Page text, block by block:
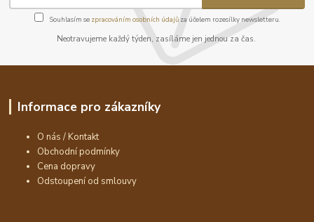
Souhlasím se zpracováním osobních údajůza účelem rozesílky newsletteru.
Neotravujeme každý týden, zasíláme jen jednou za čas.
Informace pro zákazníky
O nás / Kontakt
Obchodní podmínky
Cena dopravy
Odstoupení od smlouvy